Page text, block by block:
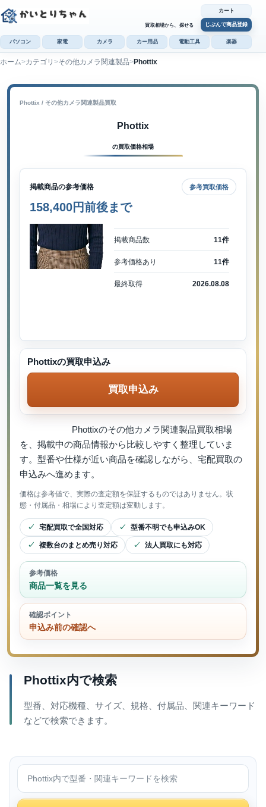
買取相場から、探せる
カート
じぶんで商品登録
パソコン 家電 カメラ カー用品 電動工具 楽器
ホーム カテゴリ その他カメラ関連製品 Phottix
Phottix / その他カメラ関連製品買取
Phottix
の買取価格相場
掲載商品の参考価格 参考買取価格
158,400円前後まで
掲載商品数 11件
参考価格あり 11件
最終取得 2026.08.08
Phottixのその他カメラ関連製品買取相場
を、掲載中の商品情報から比較しやすく整理していま
す。型番や仕様が近い商品を確認しながら、宅配買取の
申込みへ進めます。
価格は参考値で、実際の査定額を保証するものではありません。状
態・付属品・相場により査定額は変動します。
宅配買取で全国対応 型番不明でも申込みOK
複数台のまとめ売り対応 法人買取にも対応
参考価格
商品一覧を見る
確認ポイント
申込み前の確認へ
Phottixの買取申込み
買取申込み
Phottix内で検索
型番、対応機種、サイズ、規格、付属品、関連キーワード
などで検索できます。
Phottix内で検索